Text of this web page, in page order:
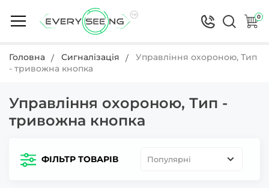
0
Головна Сигналізація
Управління охороною, Тип
- тривожна кнопка
Управління охороною, Тип -
тривожна кнопка
ФІЛЬТР ТОВАРІВ Популярні